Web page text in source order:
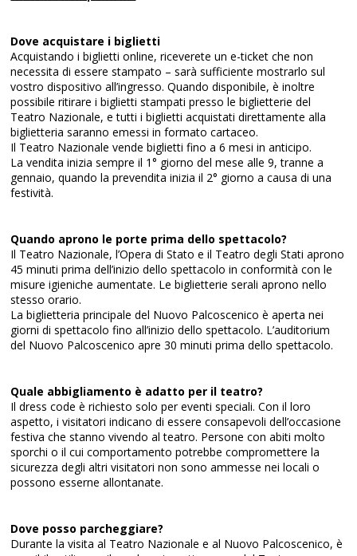
Dove acquistare i biglietti
Acquistando i biglietti online, riceverete un e-ticket che non
necessita di essere stampato – sarà sufficiente mostrarlo sul
vostro dispositivo all’ingresso. Quando disponibile, è inoltre
possibile ritirare i biglietti stampati presso le biglietterie del
Teatro Nazionale, e tutti i biglietti acquistati direttamente alla
biglietteria saranno emessi in formato cartaceo.
Il Teatro Nazionale vende biglietti fino a 6 mesi in anticipo.
La vendita inizia sempre il 1° giorno del mese alle 9, tranne a
gennaio, quando la prevendita inizia il 2° giorno a causa di una
festività.
Quando aprono le porte prima dello spettacolo?
Il Teatro Nazionale, l’Opera di Stato e il Teatro degli Stati aprono
45 minuti prima dell’inizio dello spettacolo in conformità con le
misure igieniche aumentate. Le biglietterie serali aprono nello
stesso orario.
La biglietteria principale del Nuovo Palcoscenico è aperta nei
giorni di spettacolo fino all’inizio dello spettacolo. L’auditorium
del Nuovo Palcoscenico apre 30 minuti prima dello spettacolo.
Quale abbigliamento è adatto per il teatro?
Il dress code è richiesto solo per eventi speciali. Con il loro
aspetto, i visitatori indicano di essere consapevoli dell’occasione
festiva che stanno vivendo al teatro. Persone con abiti molto
sporchi o il cui comportamento potrebbe compromettere la
sicurezza degli altri visitatori non sono ammesse nei locali o
possono esserne allontanate.
Dove posso parcheggiare?
Durante la visita al Teatro Nazionale e al Nuovo Palcoscenico, è